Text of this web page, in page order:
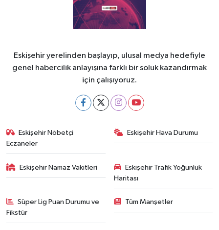
Eskişehir yerelinden başlayıp, ulusal medya hedefiyle
genel habercilik anlayışına farklı bir soluk kazandırmak
için çalışıyoruz.
Eskişehir Nöbetçi
Eczaneler
Eskişehir Hava Durumu
Eskişehir Namaz Vakitleri
Eskişehir Trafik Yoğunluk
Haritası
Süper Lig Puan Durumu ve
Fikstür
Tüm Manşetler